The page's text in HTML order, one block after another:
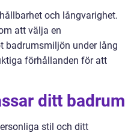
och långvarighet.
att välja en
badrumsmiljön under lång
förhållanden för att
ditt badrum
stil och ditt